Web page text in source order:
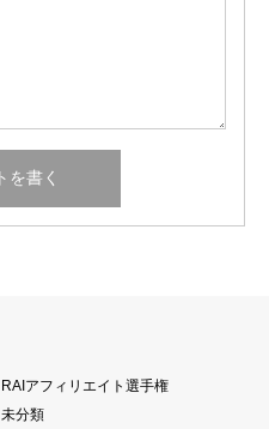
RAIアフィリエイト選手権
未分類